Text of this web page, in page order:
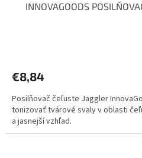
INNOVAGOODS
je
z
5
hviezdičiek.
€8,84
Posilňovač čeľuste Jaggler
tonizovať tvárové svaly v oblasti
a jasnejší vzhľad.